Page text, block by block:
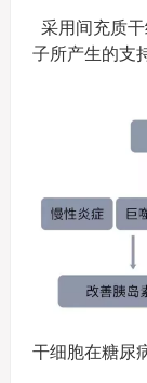
采用间充质
子所产生的支
干细胞在糖尿